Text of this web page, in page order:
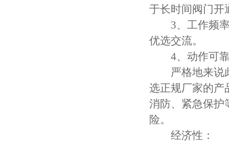
于长时间阀门开
3、工作频率
优选交流。
4、动作可
严格地来说此
选正规厂家的产
消防、紧急保护
险。
经济性：